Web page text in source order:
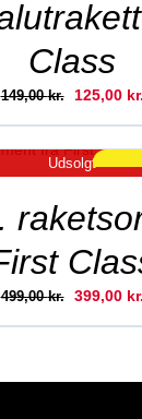
Class
149,00kr.
Den
var:
125,00 kr.
Udsolgt
499,00kr.
Den
399,00 kr.